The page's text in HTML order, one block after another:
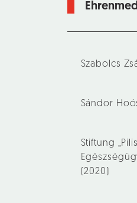
Szabolcs
Sándor
Stiftung
(2020)